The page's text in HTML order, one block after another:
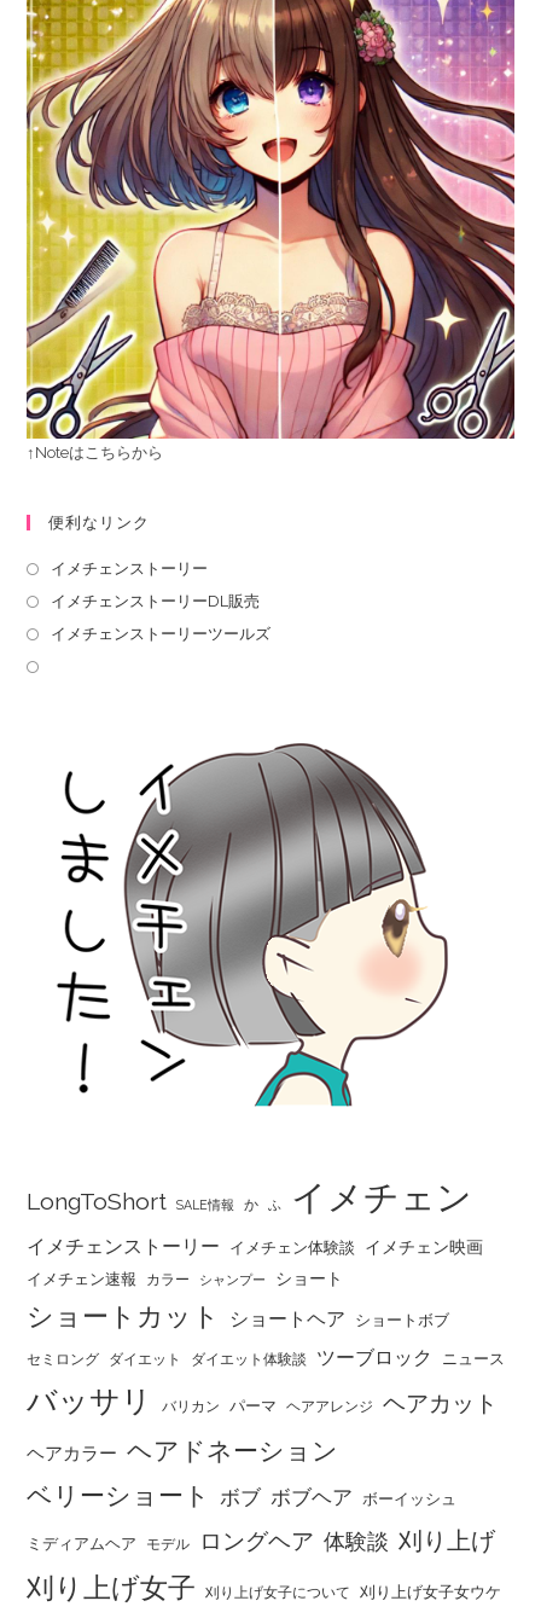
↑Noteはこちらから
便利なリンク
イメチェンストーリー
イメチェンストーリーDL販売
イメチェンストーリーツールズ
LongToShort SALE情報 か ふ イメチェン
イメチェンストーリー イメチェン体験談 イメチェン映画
イメチェン速報 カラー シャンプー ショート
ショートカット ショートヘア ショートボブ
セミロング ダイエット ダイエット体験談 ツーブロック ニュース
バッサリ バリカン パーマ ヘアアレンジ ヘアカット
ヘアカラー ヘアドネーション
ベリーショート
ボブ ボブヘア ボーイッシュ
ミディアムヘア モデル ロングヘア 体験談 刈り上げ
刈り上げ女子 刈り上げ女子について 刈り上げ女子女ウケ